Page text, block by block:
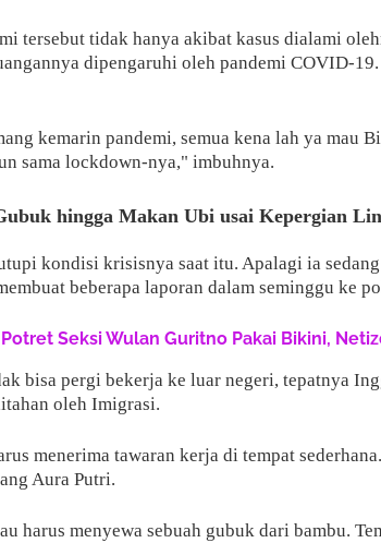
tersebut tidak hanya akibat kasus dialami
dipengaruhi oleh pandemi COVID-19.
kemarin pandemi, semua kena lah ya mau
sama lockdown-nya," imbuhnya.
hingga Makan Ubi usai Kepergian
kondisi krisisnya saat itu. Apalagi ia
beberapa laporan dalam seminggu ke
Seksi Wulan Guritno Pakai Bikini,
bisa pergi bekerja ke luar negeri, tepatnya
oleh Imigrasi.
menerima tawaran kerja di tempat
Aura Putri.
harus menyewa sebuah gubuk dari bambu.